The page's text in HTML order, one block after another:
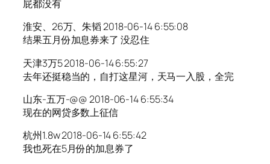
屁都没有
淮安、26万、朱韬 2018-06-14 6:55:08
结果五月份加息券来了 没忍住
天津3万5 2018-06-14 6:55:27
去年还挺稳当的，自打这星河，天马一入股，全完
山东-五万-@@ 2018-06-14 6:55:34
现在的网贷多数上征信
杭州1.8w 2018-06-14 6:55:42
我也死在5月份的加息券了